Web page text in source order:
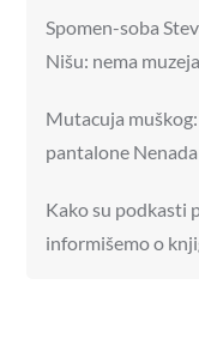
Spomen-soba
Nišu: nema
Mutacuja
pantalone
Kako su podkasti
informišemo o